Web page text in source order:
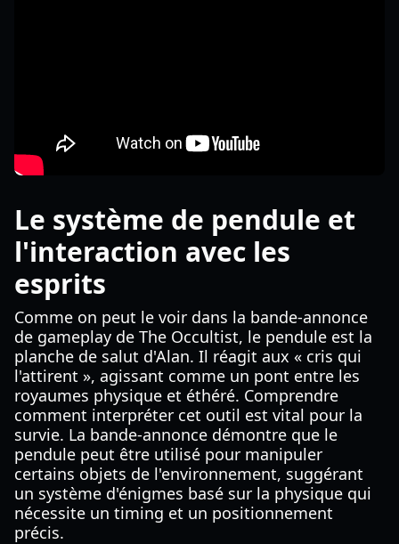
Le système de pendule et
l'interaction avec les
esprits
Comme on peut le voir dans la bande-annonce
de gameplay de The Occultist, le pendule est la
planche de salut d'Alan. Il réagit aux « cris qui
l'attirent », agissant comme un pont entre les
royaumes physique et éthéré. Comprendre
comment interpréter cet outil est vital pour la
survie. La bande-annonce démontre que le
pendule peut être utilisé pour manipuler
certains objets de l'environnement, suggérant
un système d'énigmes basé sur la physique qui
nécessite un timing et un positionnement
précis.